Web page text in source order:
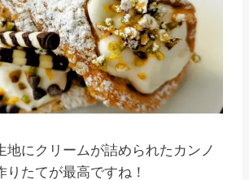
地にクリームが詰められたカンノ
りたてが最高ですね！